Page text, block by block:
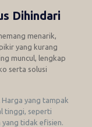
Dihindari
menarik,
yang kurang
muncul, lengkap
serta solusi
Harga yang tampak
tinggi, seperti
tidak efisien.